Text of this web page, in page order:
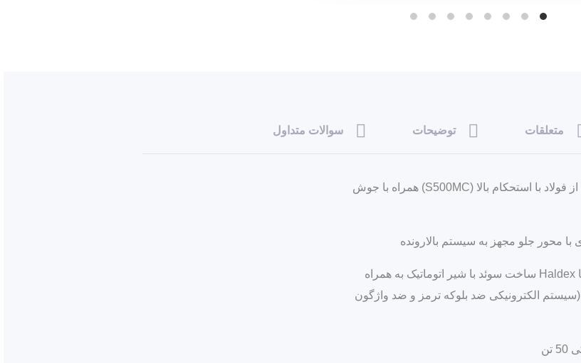
متعلقات توضیحات سوالات متداول
شاسی و قطعات فلزی ساخته شده از فولاد با استحکام بالا (S500MC) همراه با جوش
برند knorr یا Wabco ساخت آلمان یا Haldex ساخت سوئد با شیر اتوماتیک به همراه
بوستر جفت و سیستم EBS و RSP(سیستم الکترونیکی ضد بلوکه ترمز و ضد واژگون